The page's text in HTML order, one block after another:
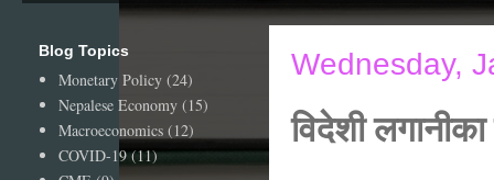
Wednesday,
विदेशी लगानीका
Blog Topics
Monetary Policy (24)
Nepalese Economy (15)
Macroeconomics (12)
COVID-19 (11)